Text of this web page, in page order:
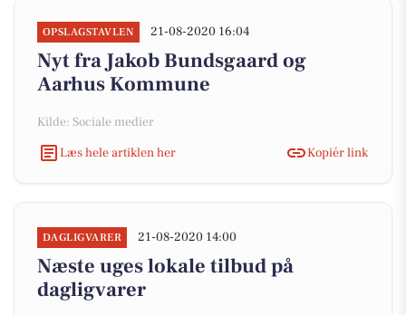
OPSLAGSTAVLEN 21-08-2020 16:04
Nyt fra Jakob Bundsgaard og
Aarhus Kommune
Kilde: Sociale medier
Læs hele artiklen her
Kopiér link
DAGLIGVARER 21-08-2020 14:00
Næste uges lokale tilbud på
dagligvarer